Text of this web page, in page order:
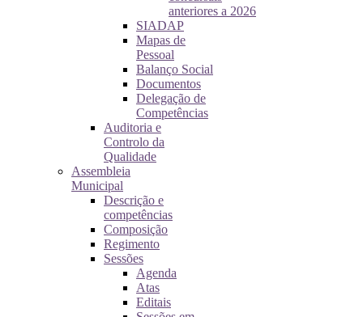
anteriores a 2026
SIADAP
Mapas de
Pessoal
Balanço Social
Documentos
Delegação de
Competências
Auditoria e
Controlo da
Qualidade
Assembleia
Municipal
Descrição e
competências
Composição
Regimento
Sessões
Agenda
Atas
Editais